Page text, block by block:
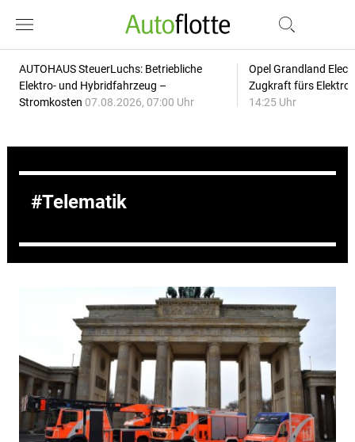
AUTOHAUS SteuerLuchs: Betriebliche
Elektro- und Hybridfahrzeug –
Stromkosten 07.08.2026, 07:00 Uhr
Opel Grandland
Zugkraft fürs
14:25 Uhr
Telematik